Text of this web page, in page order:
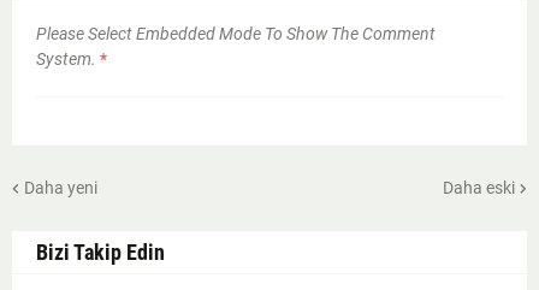
Please Select Embedded Mode To Show The Comment
System. *
Daha yeni Daha eski
Bizi Takip Edin